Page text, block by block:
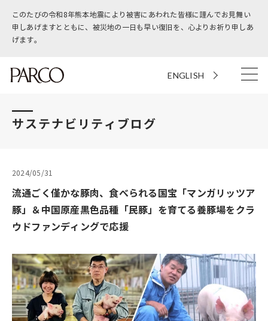
このたびの令和8年熊本地震により被害にあわれた皆様に謹んでお見舞い
申しあげますとともに、被災地の一日も早い復旧を、心よりお祈り申しあ
げます。
ENGLISH
サステナビリティブログ
2024/05/31
流通ごく僅かな豚肉、食べられる国宝「マンガリッツア
豚」＆中国原産黒色品種「民豚」を育てる養豚場をクラ
ウドファンディングで応援